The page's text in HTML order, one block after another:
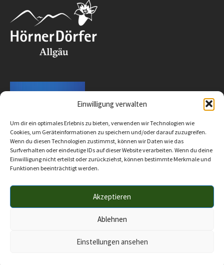
Einwilligung verwalten
Um dir ein optimales Erlebnis zu bieten, verwenden wir Technologien wie
Cookies, um Geräteinformationen zu speichern und/oder darauf zuzugreifen.
Wenn du diesen Technologien zustimmst, können wir Daten wie das
Surfverhalten oder eindeutige IDs auf dieser Website verarbeiten. Wenn du deine
Einwilligung nicht erteilst oder zurückziehst, können bestimmte Merkmale und
Funktionen beeinträchtigt werden.
Akzeptieren
Ablehnen
Einstellungen ansehen
Datenschutz